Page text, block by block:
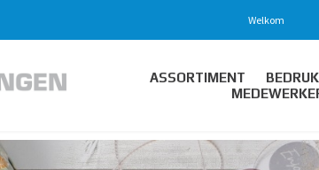
Welkom
ASSORTIMENT